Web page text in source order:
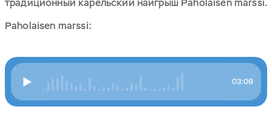
традиционный карельский наигрыш Paholaisen marssi.
Paholaisen marssi:
03:08